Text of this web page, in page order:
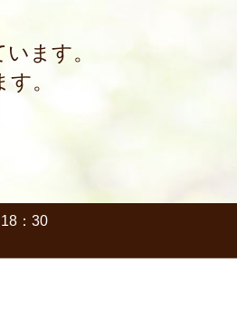
ます。
。
：30